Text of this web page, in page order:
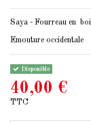
Saya - Fourreau en
Emouture occidentale
Disponible
40,00 €
TTC